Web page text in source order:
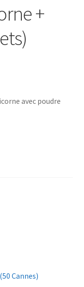
+
avec poudre